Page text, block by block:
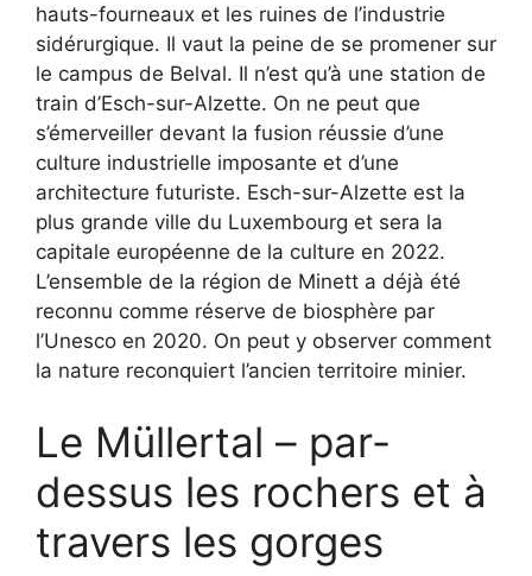
hauts-fourneaux et les ruines de l’industrie
sidérurgique. Il vaut la peine de se promener sur
le campus de Belval. Il n’est qu’à une station de
train d’Esch-sur-Alzette. On ne peut que
s’émerveiller devant la fusion réussie d’une
culture industrielle imposante et d’une
architecture futuriste. Esch-sur-Alzette est la
plus grande ville du Luxembourg et sera la
capitale européenne de la culture en 2022.
L’ensemble de la région de Minett a déjà été
reconnu comme réserve de biosphère par
l’Unesco en 2020. On peut y observer comment
la nature reconquiert l’ancien territoire minier.
Le Müllertal – par-
dessus les rochers et à
travers les gorges